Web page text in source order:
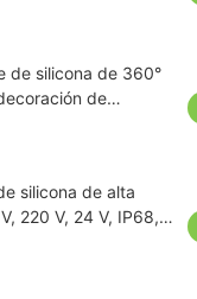
de silicona de 360°
de
silicona de alta
220 V, 24 V, IP68,